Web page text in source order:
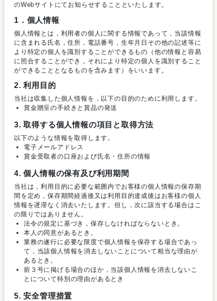
のWebサイトにてお知らせすることといたします。
1．個人情報
個人情報とは，利用者の個人に関する情報であって，当該情報
に含まれる氏名，住所，電話番号，生年月日その他の記述等に
より特定の個人を識別することができるもの（他の情報と容易
に照合することができ，それにより特定の個人を識別すること
ができることとなるものを含みます）をいいます。
2. 利用目的
当社は収集した個人情報を，以下の目的のために利用します。
賞金贈呈の手続きと賞品の発送
3. 取得する個人情報の項目と取得方法
以下のような情報を取得します。
電子メールアドレス
賞金受取者の口座および氏名・住所の情報
4. 個人情報の保有及び利用期間
当社は，利用目的に必要な範囲内でお客様の個人情報の保存期
間を定め，保存期間経過後又は利用目的達成後はお客様の個人
情報を遅滞なく消去いたします。但し，次に該当する場合はこ
の限りではありません。
法令の規定に基づき，保存しなければならないとき。
本人の同意があるとき。
業務の遂行に必要な限度で個人情報を保存する場合であっ
て，当該個人情報を消去しないことについて相当な理由が
あるとき。
前３号に掲げる場合のほか，当該個人情報を消去しないこ
とについて特別の理由があるとき
5. 安全管理措置